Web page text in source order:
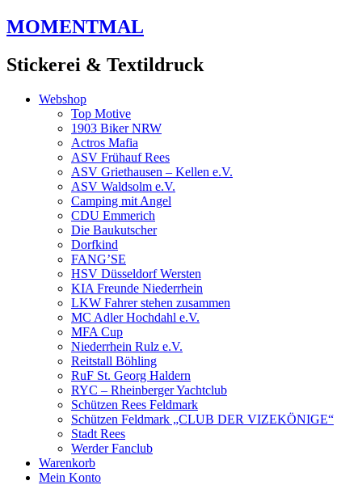
Zum
Inhalt
MOMENTMAL
Stickerei & Textildruck
Webshop
Top Motive
1903 Biker NRW
Actros Mafia
ASV Frühauf Rees
ASV Griethausen – Kellen e.V.
ASV Waldsolm e.V.
Camping mit Angel
CDU Emmerich
Die Baukutscher
Dorfkind
FANG’SE
HSV Düsseldorf Wersten
KIA Freunde Niederrhein
LKW Fahrer stehen zusammen
MC Adler Hochdahl e.V.
MFA Cup
Niederrhein Rulz e.V.
Reitstall Böhling
RuF St. Georg Haldern
RYC – Rheinberger Yachtclub
Schützen Rees Feldmark
Schützen Feldmark „CLUB DER VIZEKÖNIGE“
Stadt Rees
Werder Fanclub
Warenkorb
Mein Konto